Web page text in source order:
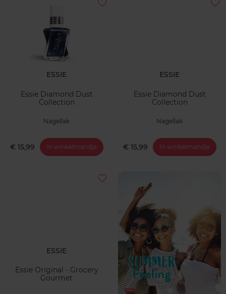
ESSIE
Essie Diamond Dust
Collection
Nagellak
€ 15,99 In winkelmandje
ESSIE
Essie Diamond Dust
Collection
Nagellak
€ 15,99 In winkelmandje
ESSIE
Essie Original - Grocery
Gourmet